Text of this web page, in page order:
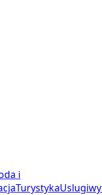
i
TurystykaUslugi